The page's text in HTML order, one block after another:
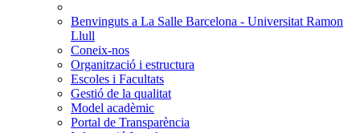
Benvinguts a La Salle Barcelona - Universitat Ramon
Llull
Coneix-nos
Organització i estructura
Escoles i Facultats
Gestió de la qualitat
Model acadèmic
Portal de Transparència